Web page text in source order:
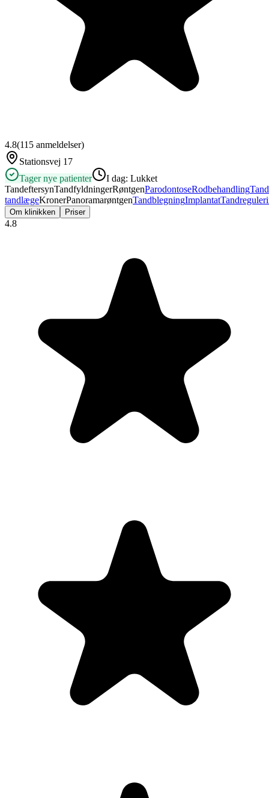
4.8(115 anmeldelser)
Stationsvej 17
Tager nye patienter
I dag: Lukket
TandeftersynTandfyldningerRøntgenParodontoseRodbehandling
tandlægeKronerPanoramarøntgenTandblegningImplantat
Om klinikken Priser
4.8